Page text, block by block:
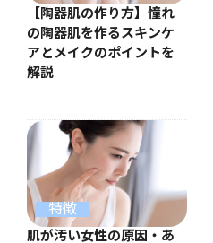
【陶器肌の作り方】憧れ
の陶器肌を作るスキンケ
アとメイクのポイントを
解説
特徴
肌が汚い女性の原因・あ